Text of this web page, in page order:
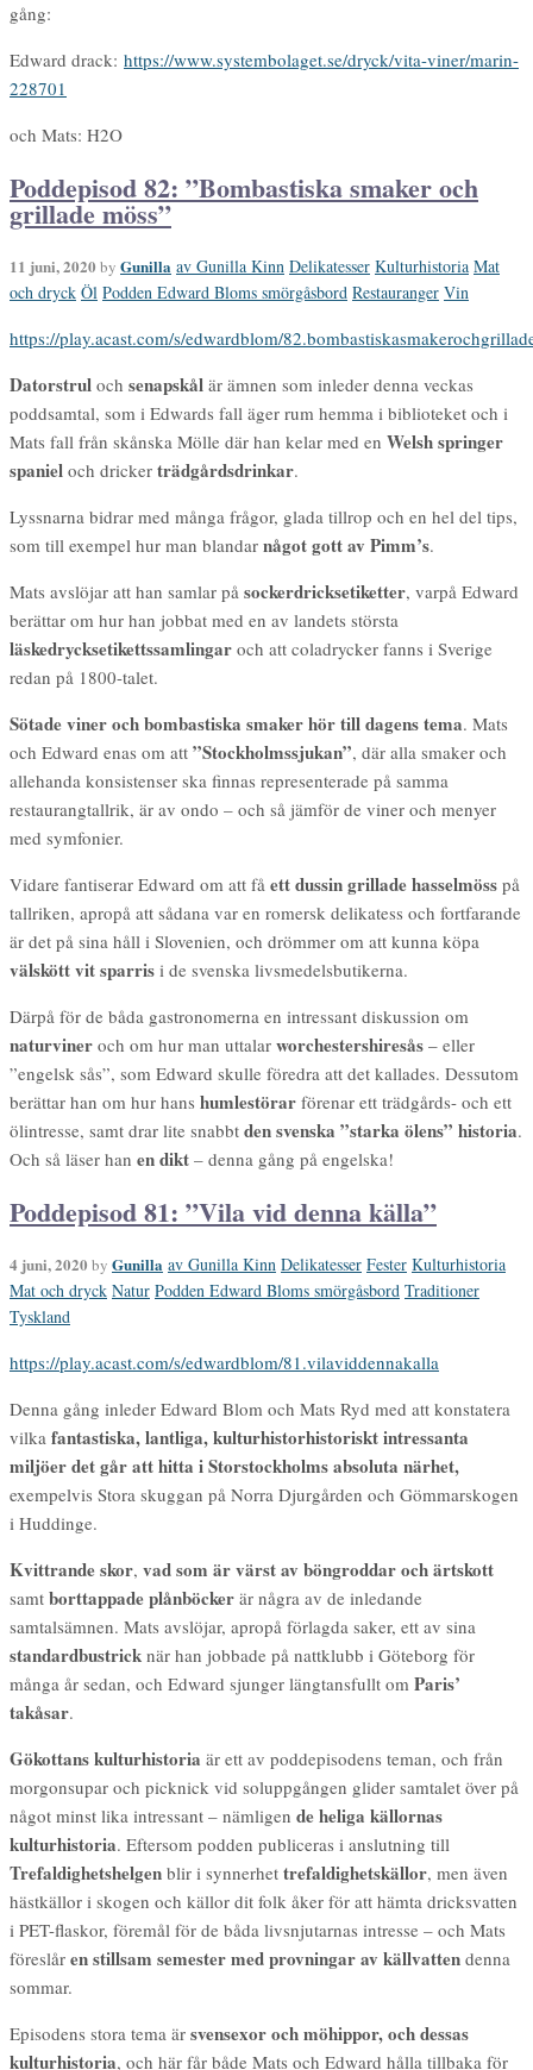
gång:
Edward drack: https://www.systembolaget.se/dryck/vita-viner/marin-
228701
och Mats: H2O
Poddepisod 82: ”Bombastiska smaker och
grillade möss”
11 juni, 2020 by Gunilla av Gunilla Kinn Delikatesser Kulturhistoria Mat
och dryck Öl Podden Edward Bloms smörgåsbord Restauranger Vin
https://play.acast.com/s/edwardblom/
Datorstrul och senapskål är ämnen som inleder denna veckas
poddsamtal, som i Edwards fall äger rum hemma i biblioteket och i
Mats fall från skånska Mölle där han kelar med en Welsh springer
spaniel och dricker trädgårdsdrinkar.
Lyssnarna bidrar med många frågor, glada tillrop och en hel del tips,
som till exempel hur man blandar något gott av Pimm’s.
Mats avslöjar att han samlar på sockerdricksetiketter, varpå Edward
berättar om hur han jobbat med en av landets största
läskedrycksetikettssamlingar och att coladrycker fanns i Sverige
redan på 1800-talet.
Sötade viner och bombastiska smaker hör till dagens tema. Mats
och Edward enas om att ”Stockholmssjukan”, där alla smaker och
allehanda konsistenser ska finnas representerade på samma
restaurangtallrik, är av ondo – och så jämför de viner och menyer
med symfonier.
Vidare fantiserar Edward om att få ett dussin grillade hasselmöss på
tallriken, apropå att sådana var en romersk delikatess och fortfarande
är det på sina håll i Slovenien, och drömmer om att kunna köpa
välskött vit sparris i de svenska livsmedelsbutikerna.
Därpå för de båda gastronomerna en intressant diskussion om
naturviner och om hur man uttalar worchestershiresås – eller
”engelsk sås”, som Edward skulle föredra att det kallades. Dessutom
berättar han om hur hans humlestörar förenar ett trädgårds- och ett
ölintresse, samt drar lite snabbt den svenska ”starka ölens” historia.
Och så läser han en dikt – denna gång på engelska!
Poddepisod 81: ”Vila vid denna källa”
4 juni, 2020 by Gunilla av Gunilla Kinn Delikatesser Fester Kulturhistoria
Mat och dryck Natur Podden Edward Bloms smörgåsbord Traditioner
Tyskland
https://play.acast.com/s/edwardblom/81.vilaviddennakalla
Denna gång inleder Edward Blom och Mats Ryd med att konstatera
vilka fantastiska, lantliga, kulturhistorhistoriskt intressanta
miljöer det går att hitta i Storstockholms absoluta närhet,
exempelvis Stora skuggan på Norra Djurgården och Gömmarskogen
i Huddinge.
Kvittrande skor, vad som är värst av böngroddar och ärtskott
samt borttappade plånböcker är några av de inledande
samtalsämnen. Mats avslöjar, apropå förlagda saker, ett av sina
standardbustrick när han jobbade på nattklubb i Göteborg för
många år sedan, och Edward sjunger längtansfullt om Paris’
takåsar.
Gökottans kulturhistoria är ett av poddepisodens teman, och från
morgonsupar och picknick vid soluppgången glider samtalet över på
något minst lika intressant – nämligen de heliga källornas
kulturhistoria. Eftersom podden publiceras i anslutning till
Trefaldighetshelgen blir i synnerhet trefaldighetskällor, men även
hästkällor i skogen och källor dit folk åker för att hämta dricksvatten
i PET-flaskor, föremål för de båda livsnjutarnas intresse – och Mats
föreslår en stillsam semester med provningar av källvatten denna
sommar.
Episodens stora tema är svensexor och möhippor, och dessas
kulturhistoria, och här får både Mats och Edward hålla tillbaka för